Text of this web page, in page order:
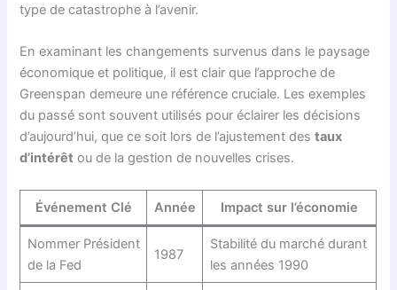
type de catastrophe à l’avenir.
En examinant les changements survenus dans le paysage
économique et politique, il est clair que l’approche de
Greenspan demeure une référence cruciale. Les exemples
du passé sont souvent utilisés pour éclairer les décisions
d’aujourd’hui, que ce soit lors de l’ajustement destaux
d’intérêt ou de la gestion de nouvelles crises.
Événement Clé Année Impact sur l’économie
Nommer Président
de la Fed
1987
Stabilité du marché durant
les années 1990